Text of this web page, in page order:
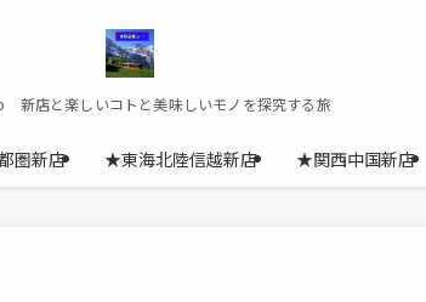
新店と楽しいコトと美味しいモノを探究する旅
圏新店 ★東海北陸信越新店 ★関西中国新店